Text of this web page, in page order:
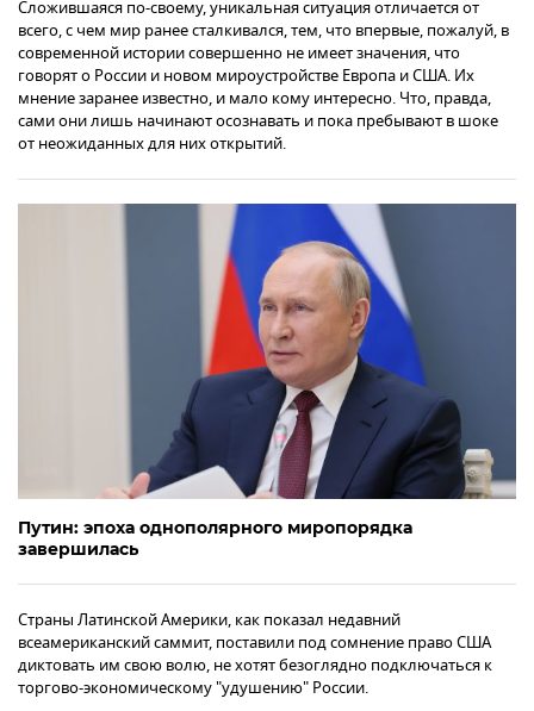
Сложившаяся по-своему, уникальная ситуация отличается от
всего, с чем мир ранее сталкивался, тем, что впервые, пожалуй, в
современной истории совершенно не имеет значения, что
говорят о России и новом мироустройстве Европа и США. Их
мнение заранее известно, и мало кому интересно. Что, правда,
сами они лишь начинают осознавать и пока пребывают в шоке
от неожиданных для них открытий.
Путин: эпоха однополярного миропорядка
завершилась
Страны Латинской Америки, как показал недавний
всеамериканский саммит, поставили под сомнение право США
диктовать им свою волю, не хотят безоглядно подключаться к
торгово-экономическому "удушению" России.